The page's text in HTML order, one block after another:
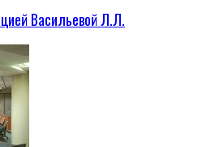
Васильевой Л.Л.